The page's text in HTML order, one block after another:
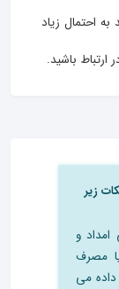
به احتمال زیاد
ارتباط باشید.
زیر
و
مصرف
می